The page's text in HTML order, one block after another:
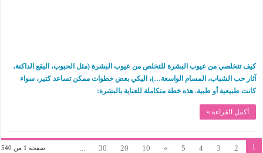
كيف تتخلصي من عيوب البشرة للتخلص من عيوب البشرة (مثل الحبوب، البقع الداكنة،
آثار حب الشباب، المسام الواسعة…)، اليكي بعض خطوات ممكن تساعد كتير، سواء
كانت طبيعية أو طبية. هذه خطة متكاملة للعناية بالبشرة:
أكمل القراءة »
صفحة 1 من 540 1
2
3
4
5
»
10
20
30